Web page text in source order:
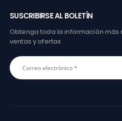
SUSCRIBIRSE AL BOLETÍN
Obtenga toda la información
ventas y ofertas